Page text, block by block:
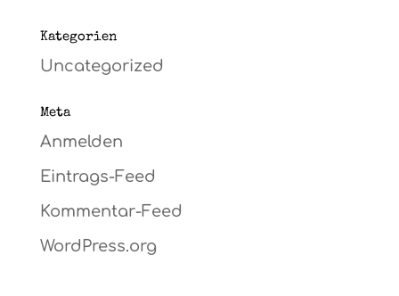
Kategorien
Uncategorized
Meta
Anmelden
Eintrags-Feed
Kommentar-Feed
WordPress.org